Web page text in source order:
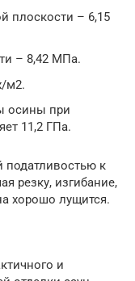
плоскости – 6,15
– 8,42 МПа.
м2.
осины при
11,2 ГПа.
податливостью к
резку, изгибание,
хорошо лущится.
и